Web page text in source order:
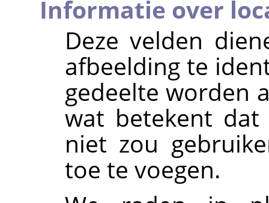
Informatie over
Deze velden
afbeelding te
gedeelte worden
wat betekent
niet zou
toe te voegen.